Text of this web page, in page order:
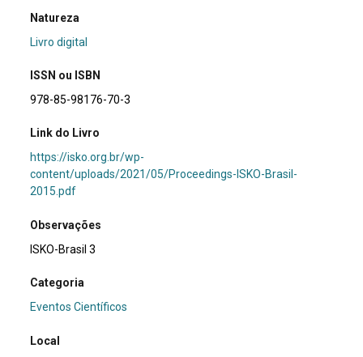
Natureza
Livro digital
ISSN ou ISBN
978-85-98176-70-3
Link do Livro
https://isko.org.br/wp-
content/uploads/2021/05/Proceedings-ISKO-Brasil-
2015.pdf
Observações
ISKO-Brasil 3
Categoria
Eventos Científicos
Local